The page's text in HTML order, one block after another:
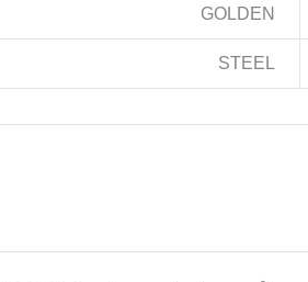
GOLDEN
STEEL